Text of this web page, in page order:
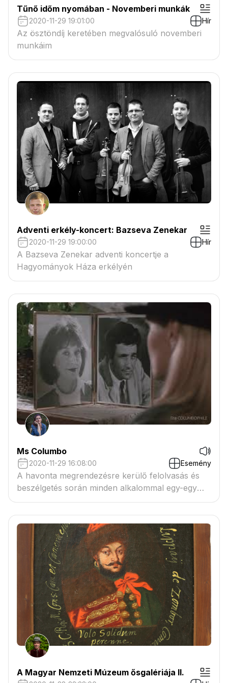
Tűnő időm nyomában - Novemberi munkák
2020-11-29 19:01:00 Hír
Az ösztöndíj keretében megvalósuló novemberi
munkáim
Adventi erkély-koncert: Bazseva Zenekar
2020-11-29 19:00:00 Hír
A Bazseva Zenekar adventi koncertje a
Hagyományok Háza erkélyén
Ms Columbo
2020-11-29 16:08:00 Esemény
A havonta megrendezésre kerülő felolvasás és
beszélgetés során minden alkalommal egy-egy
témát járunk körbe kortárs – főként női – alkotók
részvételével.
A Magyar Nemzeti Múzeum ősgalériája II.